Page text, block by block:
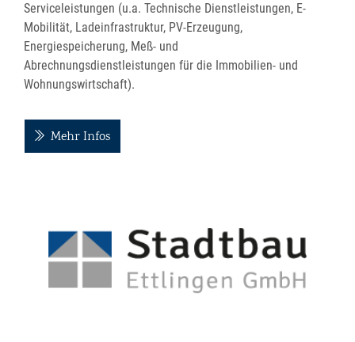
Serviceleistungen (u.a. Technische Dienstleistungen, E-
Mobilität, Ladeinfrastruktur, PV-Erzeugung,
Energiespeicherung, Meß- und
Abrechnungsdienstleistungen für die Immobilien- und
Wohnungswirtschaft).
Mehr Infos